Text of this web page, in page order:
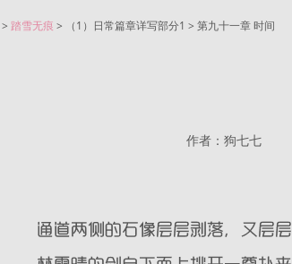
> 踏雪无痕 > （1）日常篇章详写部分1 > 第九十一章 时间
作者：狗七七